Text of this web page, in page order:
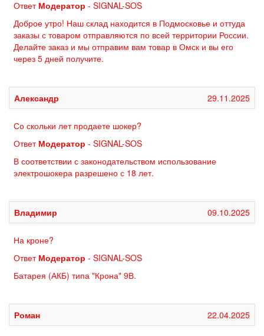
Ответ Модератор - SIGNAL-SOS
Доброе утро! Наш склад находится в Подмосковье и оттуда
заказы с товаром отправляются по всей территории России.
Делайте заказ и мы отправим вам товар в Омск и вы его
через 5 дней получите.
Александр 29.11.2025
Со скольки лет продаете шокер?
Ответ Модератор - SIGNAL-SOS
В соответствии с законодательством использование
электрошокера разрешено с 18 лет.
Владимир 09.10.2025
На кроне?
Ответ Модератор - SIGNAL-SOS
Батарея (АКБ) типа "Крона" 9В.
Роман 22.04.2025